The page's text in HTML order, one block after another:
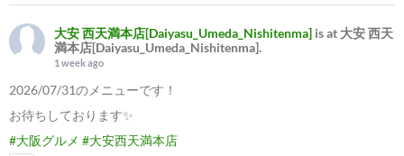
大安 西天満本店[Daiyasu_Umeda_Nishitenma] is at 大安 西天
満本店[Daiyasu_Umeda_Nishitenma].
1 week ago
2026/07/31のメニューです！
お待ちしております✨
#大阪グルメ #大安西天満本店